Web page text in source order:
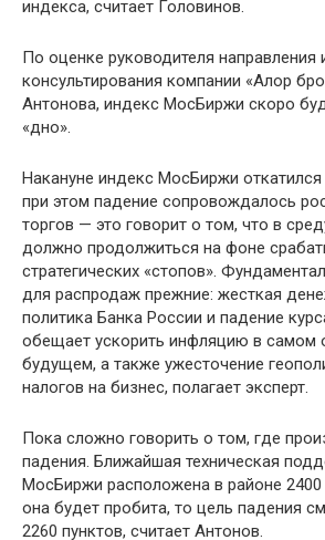
индекса, считает Головинов.
По оценке руководителя направления
консультирования компании «Алор
Антонова, индекс МосБиржи скоро
«дно».
Накануне индекс МосБиржи откатился
при этом падение сопровождалось
торгов — это говорит о том, что в
должно продолжиться на фоне
стратегических «стопов».
для распродаж прежние: жесткая
политика Банка России и падение
обещает ускорить инфляцию в самом
будущем, а также ужесточение
налогов на бизнес, полагает эксперт.
Пока сложно говорить о том, где
падения. Ближайшая техническая
МосБиржи расположена в районе 2400
она будет пробита, то цель падения
2260 пунктов, считает Антонов.